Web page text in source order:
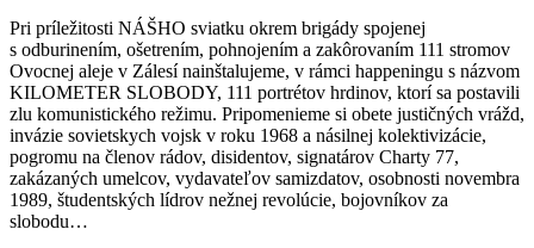
Pri príležitosti NÁŠHO sviatku okrem brigády spojenej
s odburinením, ošetrením, pohnojením a zakôrovaním 111 stromov
Ovocnej aleje v Zálesí nainštalujeme, v rámci happeningu s názvom
KILOMETER SLOBODY, 111 portrétov hrdinov, ktorí sa postavili
zlu komunistického režimu. Pripomenieme si obete justičných vrážd,
invázie sovietskych vojsk v roku 1968 a násilnej kolektivizácie,
pogromu na členov rádov, disidentov, signatárov Charty 77,
zakázaných umelcov, vydavateľov samizdatov, osobnosti novembra
1989, študentských lídrov nežnej revolúcie, bojovníkov za
slobodu…